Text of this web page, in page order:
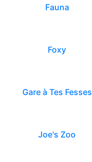
Fauna
Foxy
Gare à Tes Fesses
Joe's Zoo